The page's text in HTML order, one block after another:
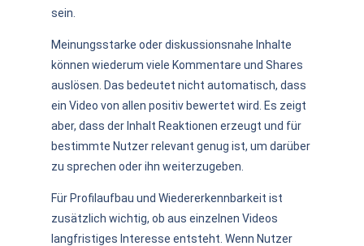
sein.
Meinungsstarke oder diskussionsnahe Inhalte
können wiederum viele Kommentare und Shares
auslösen. Das bedeutet nicht automatisch, dass
ein Video von allen positiv bewertet wird. Es zeigt
aber, dass der Inhalt Reaktionen erzeugt und für
bestimmte Nutzer relevant genug ist, um darüber
zu sprechen oder ihn weiterzugeben.
Für Profilaufbau und Wiedererkennbarkeit ist
zusätzlich wichtig, ob aus einzelnen Videos
langfristiges Interesse entsteht. Wenn Nutzer